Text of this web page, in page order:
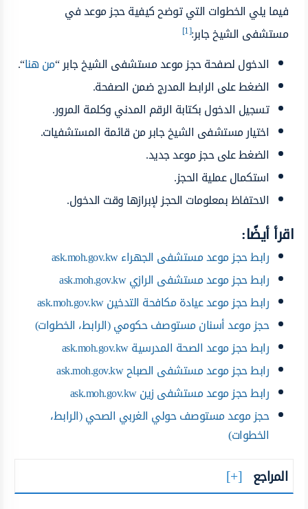
فيما يلي الخطوات التي توضح كيفية حجز موعد في
مستشفى الشيخ جابر:[1]
الدخول لصفحة حجز موعد مستشفى الشيخ جابر “من هنا“.
الضغط على الرابط المدرج ضمن الصفحة.
تسجيل الدخول بكتابة الرقم المدني وكلمة المرور.
اختيار مستشفى الشيخ جابر من قائمة المستشفيات.
الضغط على حجز موعد جديد.
استكمال عملية الحجز.
الاحتفاظ بمعلومات الحجز لإبرازها وقت الدخول.
اقرأ أيضًا:
رابط حجز موعد مستشفى الجهراء ask.moh.gov.kw
رابط حجز موعد مستشفى الرازي ask.moh.gov.kw
رابط حجز موعد عيادة مكافحة التدخين ask.moh.gov.kw
حجز موعد أسنان مستوصف حكومي (الرابط، الخطوات)
رابط حجز موعد الصحة المدرسية ask.moh.gov.kw
رابط حجز موعد مستشفى الصباح ask.moh.gov.kw
رابط حجز موعد مستشفى زين ask.moh.gov.kw
حجز موعد مستوصف حولي الغربي الصحي (الرابط،
الخطوات)
المراجع